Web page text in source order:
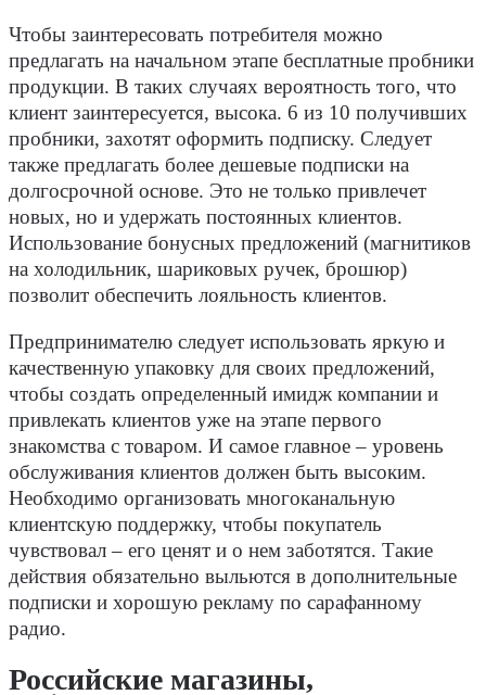
Чтобы заинтересовать потребителя можно
предлагать на начальном этапе бесплатные пробники
продукции. В таких случаях вероятность того, что
клиент заинтересуется, высока. 6 из 10 получивших
пробники, захотят оформить подписку. Следует
также предлагать более дешевые подписки на
долгосрочной основе. Это не только привлечет
новых, но и удержать постоянных клиентов.
Использование бонусных предложений (магнитиков
на холодильник, шариковых ручек, брошюр)
позволит обеспечить лояльность клиентов.
Предпринимателю следует использовать яркую и
качественную упаковку для своих предложений,
чтобы создать определенный имидж компании и
привлекать клиентов уже на этапе первого
знакомства с товаром. И самое главное – уровень
обслуживания клиентов должен быть высоким.
Необходимо организовать многоканальную
клиентскую поддержку, чтобы покупатель
чувствовал – его ценят и о нем заботятся. Такие
действия обязательно выльются в дополнительные
подписки и хорошую рекламу по сарафанному
радио.
Российские магазины,